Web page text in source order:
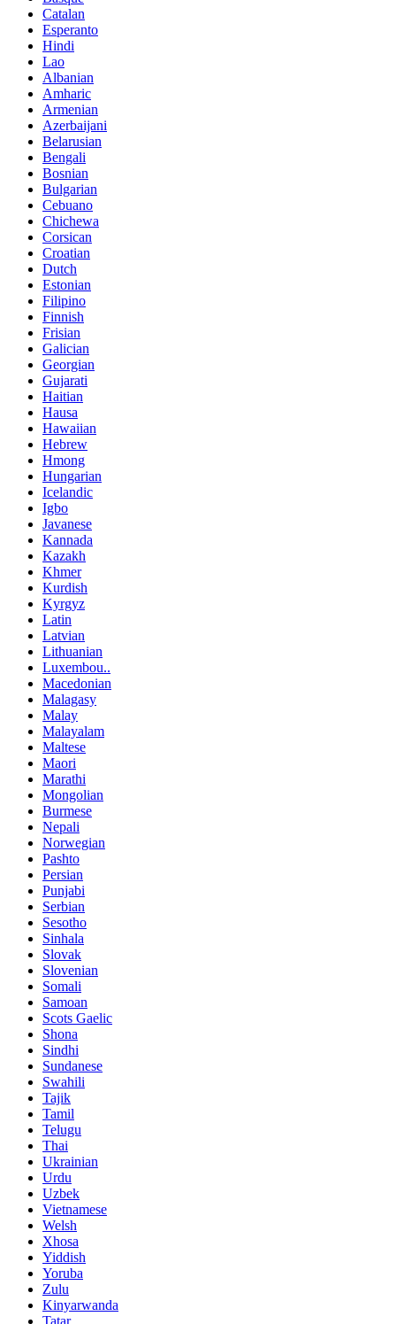
Catalan
Esperanto
Hindi
Lao
Albanian
Amharic
Armenian
Azerbaijani
Belarusian
Bengali
Bosnian
Bulgarian
Cebuano
Chichewa
Corsican
Croatian
Dutch
Estonian
Filipino
Finnish
Frisian
Galician
Georgian
Gujarati
Haitian
Hausa
Hawaiian
Hebrew
Hmong
Hungarian
Icelandic
Igbo
Javanese
Kannada
Kazakh
Khmer
Kurdish
Kyrgyz
Latin
Latvian
Lithuanian
Luxembou..
Macedonian
Malagasy
Malay
Malayalam
Maltese
Maori
Marathi
Mongolian
Burmese
Nepali
Norwegian
Pashto
Persian
Punjabi
Serbian
Sesotho
Sinhala
Slovak
Slovenian
Somali
Samoan
Scots Gaelic
Shona
Sindhi
Sundanese
Swahili
Tajik
Tamil
Telugu
Thai
Ukrainian
Urdu
Uzbek
Vietnamese
Welsh
Xhosa
Yiddish
Yoruba
Zulu
Kinyarwanda